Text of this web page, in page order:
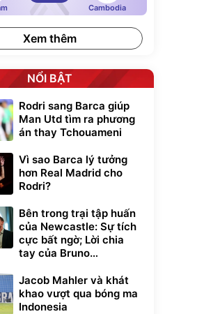
Cambodia
Xem thêm
NỔI BẬT
Rodri sang Barca giúp
Man Utd tìm ra phương
án thay Tchouameni
Vì sao Barca lý tưởng
hơn Real Madrid cho
Rodri?
Bên trong trại tập huấn
của Newcastle: Sự tích
cực bất ngờ; Lời chia
tay của Bruno
Jacob Mahler và khát
khao vượt qua bóng ma
Indonesia